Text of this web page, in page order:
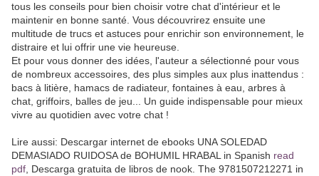
tous les conseils pour bien choisir votre chat d'intérieur et le
maintenir en bonne santé. Vous découvrirez ensuite une
multitude de trucs et astuces pour enrichir son environnement, le
distraire et lui offrir une vie heureuse.
Et pour vous donner des idées, l'auteur a sélectionné pour vous
de nombreux accessoires, des plus simples aux plus inattendus :
bacs à litière, hamacs de radiateur, fontaines à eau, arbres à
chat, griffoirs, balles de jeu... Un guide indispensable pour mieux
vivre au quotidien avec votre chat !
Lire aussi: Descargar internet de ebooks UNA SOLEDAD
DEMASIADO RUIDOSA de BOHUMIL HRABAL in Spanish read
pdf , Descarga gratuita de libros de nook. The 9781507212271 in